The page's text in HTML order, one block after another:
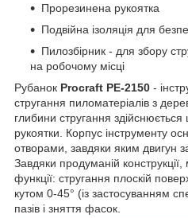
Прорезинена рукоятка
Подвійна ізоляція для
Пилозбірник - для збору
на робочому місці
Рубанок Procraft PE-2150 -
стругання пиломатеріалів з
глибини стругання
рукоятки. Корпус інструменту
отворами, завдяки яким двигун
Завдяки продуманій
функції: стругання плоскій
кутом 0-45° (із застосуванням
пазів і зняття фасок.